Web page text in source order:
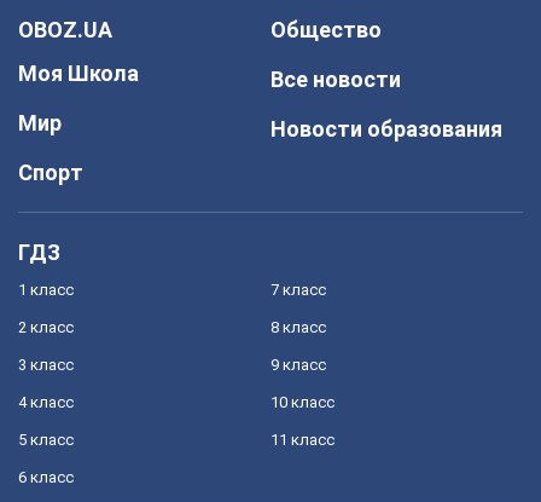
OBOZ.UA
Моя Школа
Мир
Спорт
Общество
Все новости
Новости образования
ГДЗ
1 класс
2 класс
3 класс
4 класс
5 класс
6 класс
7 класс
8 класс
9 класс
10 класс
11 класс